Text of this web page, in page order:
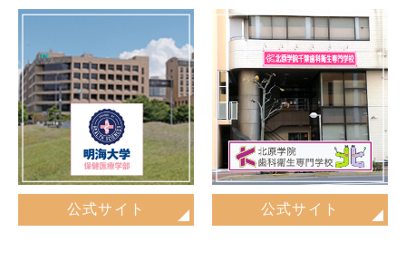
公式サイト 公式サイト